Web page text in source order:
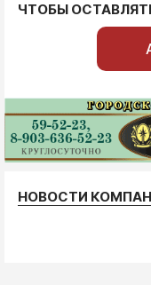
ЧТОБЫ
НОВОСТИ